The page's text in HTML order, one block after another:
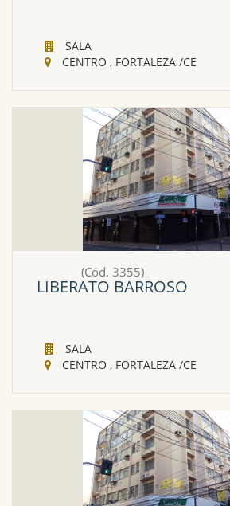
SALA
CENTRO , FORTALEZA /CE
(Cód. 3355)
LIBERATO BARROSO
SALA
CENTRO , FORTALEZA /CE